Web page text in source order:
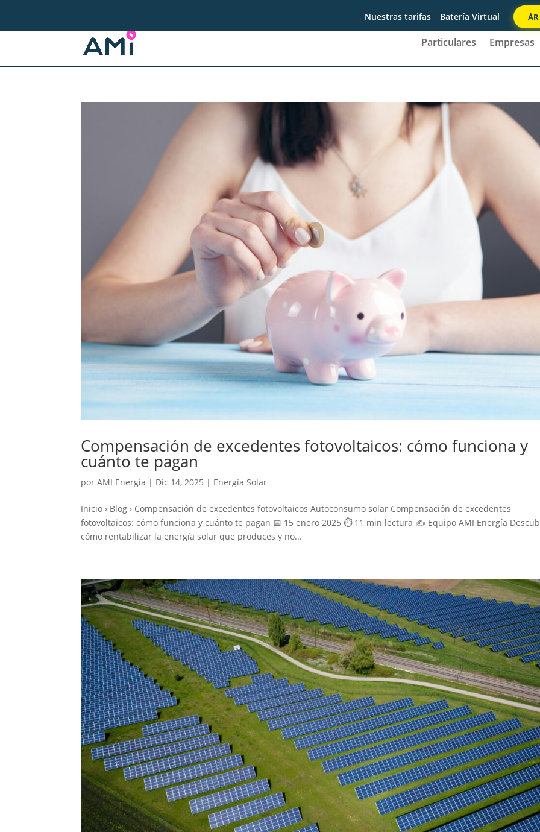
Nuestras tarifas Batería Virtual
Particulares Empresas
Compensación de excedentes fotovoltaicos: cómo funciona y
cuánto te pagan
porAMI Energía | Dic 14, 2025 | Energía Solar
Inicio › Blog › Compensación de excedentes fotovoltaicos Autoconsumo solar Compensación de excedentes
fotovoltaicos: cómo funciona y cuánto te pagan 📅 15 enero 2025 ⏱️ 11 min lectura ✍️ Equipo AMI Energía
cómo rentabilizar la energía solar que produces y no...